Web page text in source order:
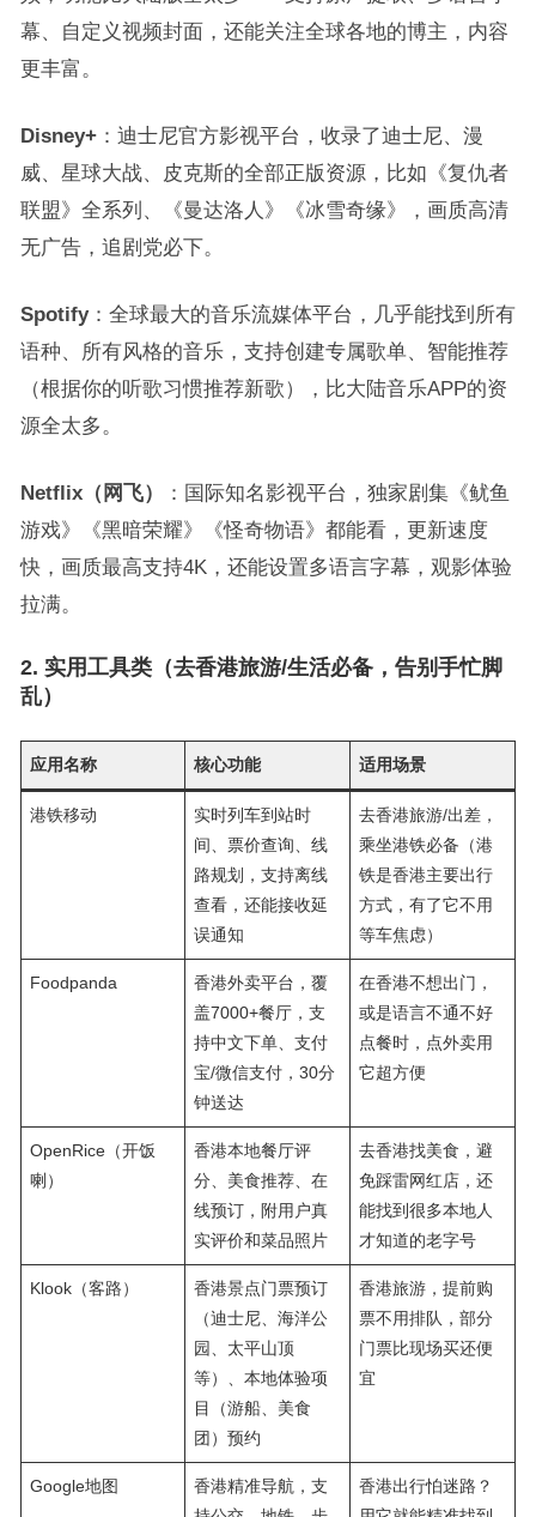
幕、自定义视频封面，还能关注全球各地的博主，内容
更丰富。
Disney+：迪士尼官方影视平台，收录了迪士尼、漫
威、星球大战、皮克斯的全部正版资源，比如《复仇者
联盟》全系列、《曼达洛人》《冰雪奇缘》，画质高清
无广告，追剧党必下。
Spotify：全球最大的音乐流媒体平台，几乎能找到所有
语种、所有风格的音乐，支持创建专属歌单、智能推荐
（根据你的听歌习惯推荐新歌），比大陆音乐APP的资
源全太多。
Netflix（网飞）
：国际知名影视平台，独家剧集《鱿鱼
游戏》《黑暗荣耀》《怪奇物语》都能看，更新速度
快，画质最高支持4K，还能设置多语言字幕，观影体验
拉满。
2. 实用工具类（去香港旅游/生活必备，告别手忙脚
乱）
应用名称 核心功能 适用场景
港铁移动
实时列车到站时
间、票价查询、线
路规划，支持离线
查看，还能接收延
误通知
去香港旅游/出差，
乘坐港铁必备（港
铁是香港主要出行
方式，有了它不用
等车焦虑）
Foodpanda
香港外卖平台，覆
盖7000+餐厅，支
持中文下单、支付
宝/微信支付，30分
钟送达
在香港不想出门，
或是语言不通不好
点餐时，点外卖用
它超方便
OpenRice（开饭
喇）
香港本地餐厅评
分、美食推荐、在
线预订，附用户真
实评价和菜品照片
去香港找美食，避
免踩雷网红店，还
能找到很多本地人
才知道的老字号
Klook（客路）
香港景点门票预订
（迪士尼、海洋公
园、太平山顶
等）、本地体验项
目（游船、美食
团）预约
香港旅游，提前购
票不用排队，部分
门票比现场买还便
宜
Google地图
香港精准导航，支
香港出行怕迷路？